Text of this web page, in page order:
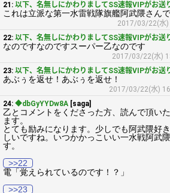
21: 以下、名無しにかわりましてSS速報VIPがお送
これは立派な第一水雷戦隊旗艦阿武隈さん
2017/03/22(水)
22: 以下、名無しにかわりましてSS速報VIPがお送
なのですなのですスーパー乙なのです
2017/03/22(水)
23: 以下、名無しにかわりましてSS速報VIPがお送
あぶぅを返せ！あぶぅを返せ！
2017/03/22(水)
24: ◆dbGyYYDw8A [saga]
乙とコメントをくださった方、読んで頂い
ます。
とても励みになります。少しでも阿武隈好
しいですね。いつかかっこいい一水戦阿武
す。
>>22
電「覚えられているのです！？」
>>23